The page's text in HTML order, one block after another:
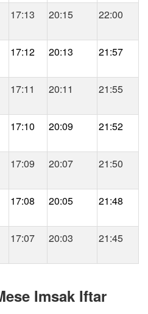
17:13 20:15 22:00
17:12 20:13 21:57
17:11 20:11 21:55
17:10 20:09 21:52
17:09 20:07 21:50
17:08 20:05 21:48
17:07 20:03 21:45
Imsak Iftar